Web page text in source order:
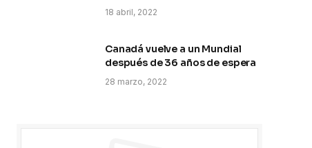
18 abril, 2022
Canadá vuelve a un Mundial
después de 36 años de espera
28 marzo, 2022